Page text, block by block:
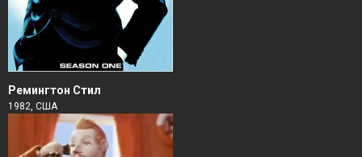
Ремингтон Стил
1982, США